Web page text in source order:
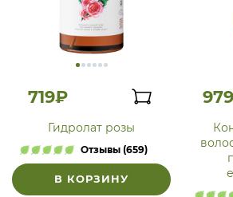
719₽
Гидролат розы
Отзывы (659)
В КОРЗИНУ